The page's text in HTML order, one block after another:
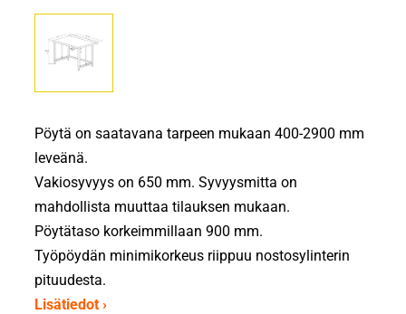
Pöytä on saatavana tarpeen mukaan 400-2900 mm
leveänä.
Vakiosyvyys on 650 mm. Syvyysmitta on
mahdollista muuttaa tilauksen mukaan.
Pöytätaso korkeimmillaan 900 mm.
Työpöydän minimikorkeus riippuu nostosylinterin
pituudesta.
Lisätiedot ›